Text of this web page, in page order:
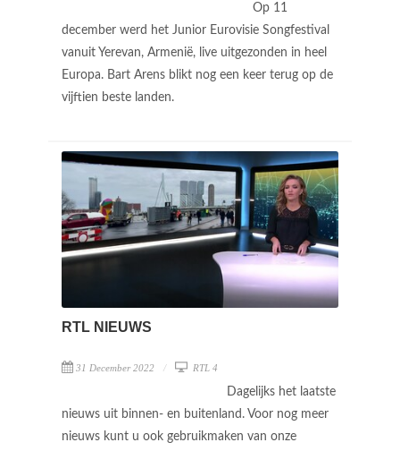
Op 11
december werd het Junior Eurovisie Songfestival
vanuit Yerevan, Armenië, live uitgezonden in heel
Europa. Bart Arens blikt nog een keer terug op de
vijftien beste landen.
RTL NIEUWS
31 December 2022 RTL 4
Dagelijks het laatste
nieuws uit binnen- en buitenland. Voor nog meer
nieuws kunt u ook gebruikmaken van onze